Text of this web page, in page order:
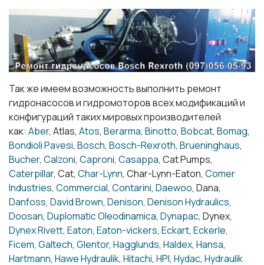
Так же имеем возможность выполнить ремонт
гидронасосов и гидромоторов всех модификаций и
конфигураций таких мировых производителей
как: Aber, Atlas, Atos, Berarma, Binotto, Bobcat, Bomag,
Bondioli Pavesi, Bosch, Bosch-Rexroth, Brueninghaus,
Bucher, Calzoni, Caproni, Casappa, Cat Pumps,
Caterpillar, Cat, Char-Lynn, Char-Lynn-Eaton, Comer
Industries, Commercial, Contarini, Daewoo, Dana,
Danfoss, David Brown, Denison, Denison Hydraulics,
Doosan, Duplomatic Oleodinamica, Dynapac, Dynex,
Dynex Rivett, Eaton, Eaton-vickers, Eckart, Eckerle,
Ficem, Galtech, Glentor, Hagglunds, Haldex, Hansa,
Hartmann, Hawe Hydraulik, Hitachi, HPI, Hydac, Hydraulik